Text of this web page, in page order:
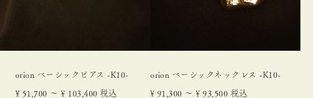
orion ベーシックピアス -K10-
¥ 51,700 〜 ¥ 103,400 税込
orion ベーシックネックレス -K10-
¥ 91,300 〜 ¥ 93,500 税込